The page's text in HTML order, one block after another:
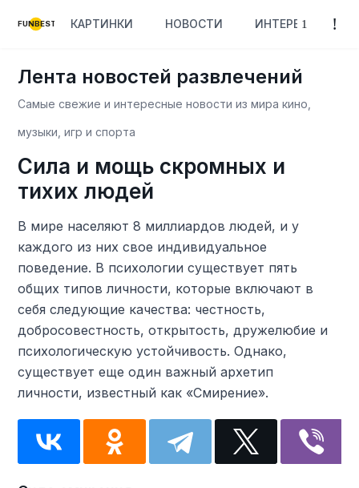
FUNBEST КАРТИНКИ НОВОСТИ ИНТЕРЕСНОЕ
Лента новостей развлечений
Самые свежие и интересные новости из мира кино,
музыки, игр и спорта
Сила и мощь скромных и
тихих людей
В мире населяют 8 миллиардов людей, и у
каждого из них свое индивидуальное
поведение. В психологии существует пять
общих типов личности, которые включают в
себя следующие качества: честность,
добросовестность, открытость, дружелюбие и
психологическую устойчивость. Однако,
существует еще один важный архетип
личности, известный как «Смирение».